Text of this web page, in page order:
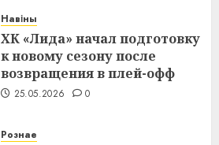
Навіны
ХК «Лида» начал подготовку
к новому сезону после
возвращения в плей-офф
25.05.2026 0
Рознае